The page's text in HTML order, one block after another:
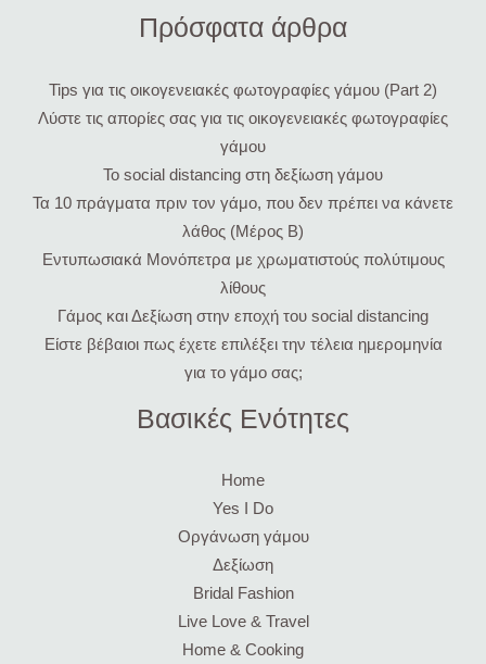
Πρόσφατα άρθρα
Tips για τις οικογενειακές φωτογραφίες γάμου (Part 2)
Λύστε τις απορίες σας για τις οικογενειακές φωτογραφίες
γάμου
Το social distancing στη δεξίωση γάμου
Τα 10 πράγματα πριν τον γάμο, που δεν πρέπει να κάνετε
λάθος (Μέρος Β)
Εντυπωσιακά Μονόπετρα με χρωματιστούς πολύτιμους
λίθους
Γάμος και Δεξίωση στην εποχή του social distancing
Είστε βέβαιοι πως έχετε επιλέξει την τέλεια ημερομηνία
για το γάμο σας;
Βασικές Ενότητες
Home
Yes I Do
Οργάνωση γάμου
Δεξίωση
Bridal Fashion
Live Love & Travel
Home & Cooking